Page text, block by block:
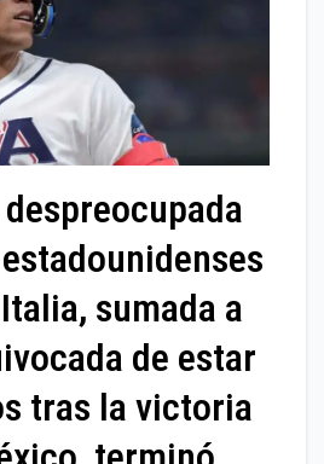
sumada a
de estar
tras la victoria